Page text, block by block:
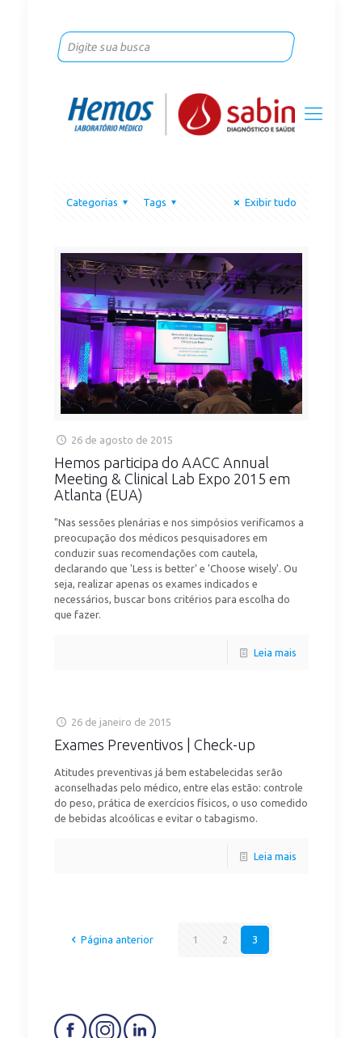
Categorias Tags Exibir tudo
26 de agosto de 2015
Hemos participa do AACC Annual
Meeting & Clinical Lab Expo 2015 em
Atlanta (EUA)
"Nas sessões plenárias e nos simpósios verificamos a
preocupação dos médicos pesquisadores em
conduzir suas recomendações com cautela,
declarando que 'Less is better' e 'Choose wisely'. Ou
seja, realizar apenas os exames indicados e
necessários, buscar bons critérios para escolha do
que fazer.
Leia mais
26 de janeiro de 2015
Exames Preventivos | Check-up
Atitudes preventivas já bem estabelecidas serão
aconselhadas pelo médico, entre elas estão: controle
do peso, prática de exercícios físicos, o uso comedido
de bebidas alcoólicas e evitar o tabagismo.
Leia mais
Página anterior 1 2 3